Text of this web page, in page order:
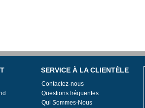
SERVICE À LA CLIENTÈLE
Contactez-nous
Questions fréquentes
Qui Sommes-Nous